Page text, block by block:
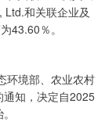
和关联企业及
43.60％。
环境部、农业农村
知，决定自2025